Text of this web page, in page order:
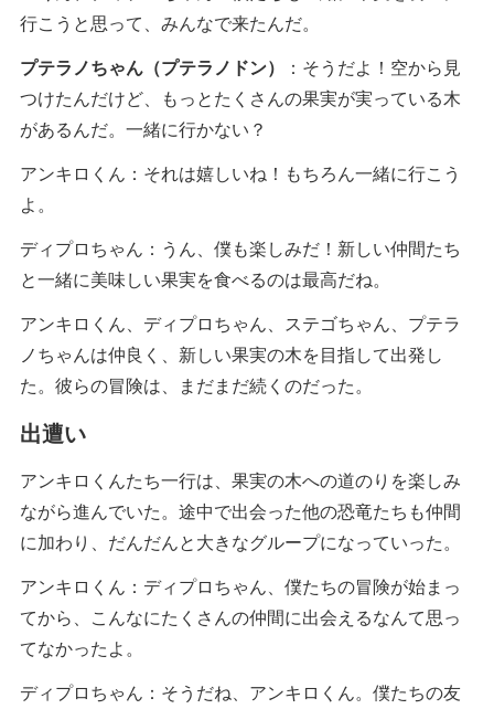
行こうと思って、みんなで来たんだ。
プテラノちゃん（プテラノドン）
：そうだよ！空から見
つけたんだけど、もっとたくさんの果実が実っている木
があるんだ。一緒に行かない？
アンキロくん：それは嬉しいね！もちろん一緒に行こう
よ。
ディプロちゃん：うん、僕も楽しみだ！新しい仲間たち
と一緒に美味しい果実を食べるのは最高だね。
アンキロくん、ディプロちゃん、ステゴちゃん、プテラ
ノちゃんは仲良く、新しい果実の木を目指して出発し
た。彼らの冒険は、まだまだ続くのだった。
出遭い
アンキロくんたち一行は、果実の木への道のりを楽しみ
ながら進んでいた。途中で出会った他の恐竜たちも仲間
に加わり、だんだんと大きなグループになっていった。
アンキロくん：ディプロちゃん、僕たちの冒険が始まっ
てから、こんなにたくさんの仲間に出会えるなんて思っ
てなかったよ。
ディプロちゃん：そうだね、アンキロくん。僕たちの友